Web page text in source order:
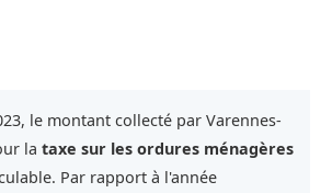
le montant collecté par Varennes-
la taxe sur les ordures ménagères
Par rapport à l'année